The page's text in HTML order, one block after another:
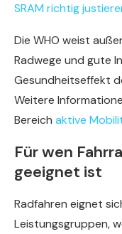
SRAM richtig
Die WHO weist
Radwege und gute
Gesundheitseffekt
Weitere
Bereich aktive
Für wen
geeignet ist
Radfahren eignet
Leistungsgruppen,